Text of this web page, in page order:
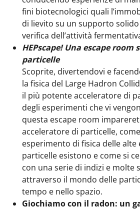
fini biotecnologici quali
di lievito su un supporto solido
verifica dell’attività
HEPscape! Una escape room
particelle
Scoprite, divertendovi e
la fisica del Large Hadron
il più potente acceleratore di
degli esperimenti che vi
questa escape room
acceleratore di particelle,
esperimento di fisica delle alte
particelle esistono e come si
con una serie di indizi e molte
attraverso il mondo delle
tempo e nello spazio.
Giochiamo con il radon: un